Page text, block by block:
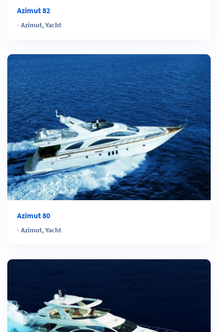
Azimut 82
- Azimut,Yacht
Azimut 80
- Azimut,Yacht